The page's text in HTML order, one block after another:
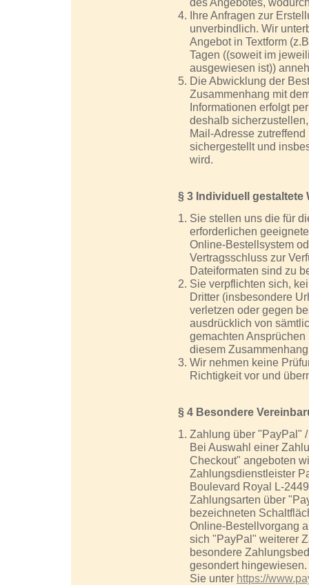
Ihre Anfragen zur
unverbindlich. Wir
Angebot in Textform
Tagen ((soweit im
ausgewiesen ist))
Die Abwicklung der
Zusammenhang mit
Informationen erfolgt
deshalb
Mail-Adresse
sichergestellt und
wird.
§ 3 Individuell gestaltete
Sie stellen uns die für
erforderlichen
Online-Bestellsystem
Vertragsschluss zur
Dateiformaten sind zu
Sie verpflichten sich,
Dritter (insbesondere
verletzen oder gegen
ausdrücklich von
gemachten
diesem
Wir nehmen keine
Richtigkeit vor und
§ 4 Besondere
Zahlung über "PayPal"
Bei Auswahl einer
Checkout" angeboten
Zahlungsdienstleister
Boulevard Royal L-
Zahlungsarten über
bezeichneten
Online-Bestellvorgang
sich "PayPal" weiterer
besondere
gesondert
Sie unter https://